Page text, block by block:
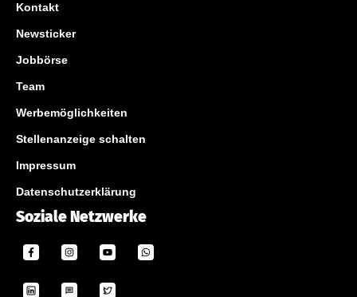
Kontakt
Newsticker
Jobbörse
Team
Werbemöglichkeiten
Stellenanzeige schalten
Impressum
Datenschutzerklärung
Soziale Netzwerke